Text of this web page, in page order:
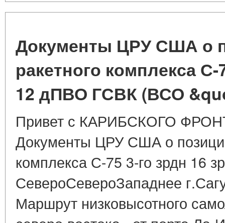
Документы ЦРУ США о
ракетного комплекса С-
12 дПВО ГСВК (ВСО
Привет с КАРИБСКОГО
Документы ЦРУ США о
комплекса С-75 3-го зрдн 16
СевероСевероЗападнее
Маршрут низковысотного